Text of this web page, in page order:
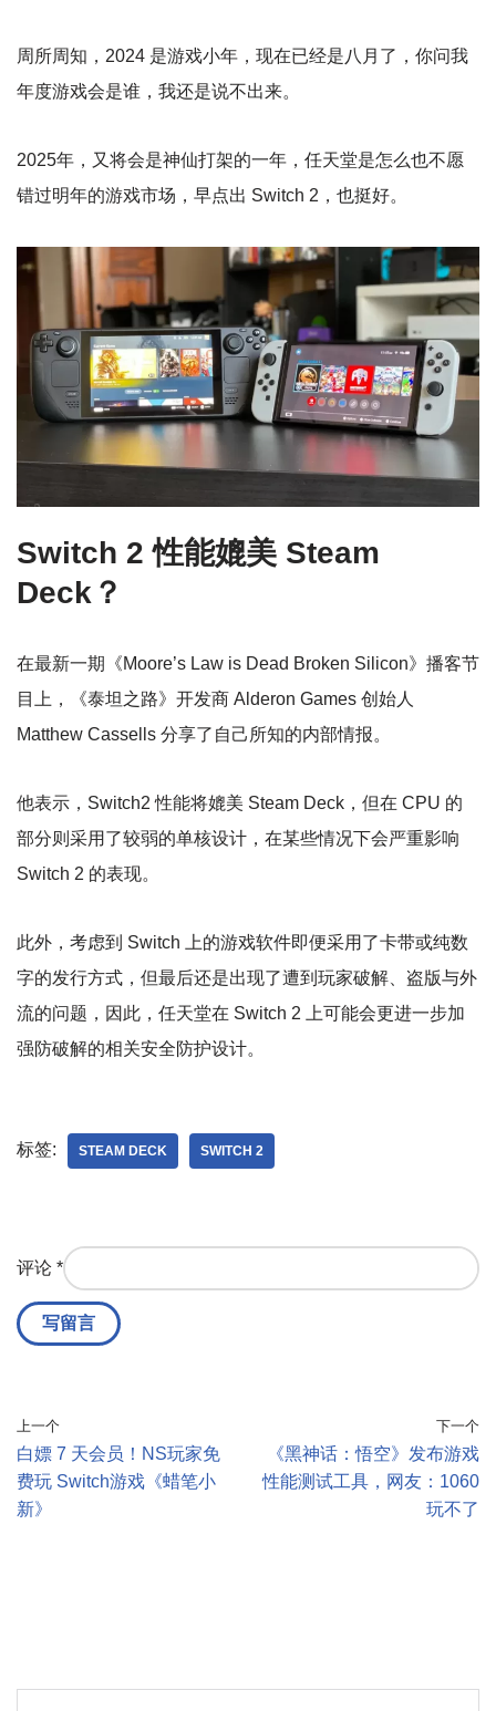
周所周知，2024 是游戏小年，现在已经是八月了，你问我
年度游戏会是谁，我还是说不出来。
2025年，又将会是神仙打架的一年，任天堂是怎么也不愿
错过明年的游戏市场，早点出 Switch 2，也挺好。
Switch 2 性能媲美 Steam
Deck？
在最新一期《Moore’s Law is Dead Broken Silicon》播客节
目上，《泰坦之路》开发商 Alderon Games 创始人
Matthew Cassells 分享了自己所知的内部情报。
他表示，Switch2 性能将媲美 Steam Deck，但在 CPU 的
部分则采用了较弱的单核设计，在某些情况下会严重影响
Switch 2 的表现。
此外，考虑到 Switch 上的游戏软件即便采用了卡带或纯数
字的发行方式，但最后还是出现了遭到玩家破解、盗版与外
流的问题，因此，任天堂在 Switch 2 上可能会更进一步加
强防破解的相关安全防护设计。
标签: STEAM DECK SWITCH 2
评论 *
上一个
白嫖 7 天会员！NS玩家免
费玩 Switch游戏《蜡笔小
新》
下一个
《黑神话：悟空》发布游戏
性能测试工具，网友：1060
玩不了